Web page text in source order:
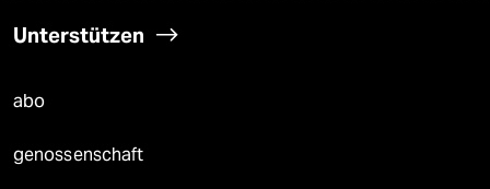
Unterstützen
abo
genossenschaft